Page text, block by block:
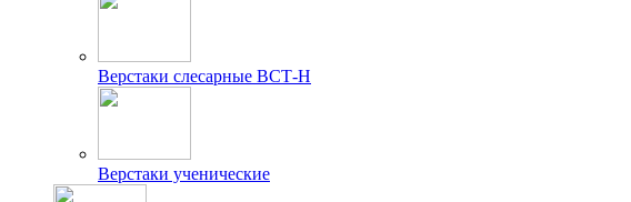
Верстаки слесарные ВСТ-Н
Верстаки ученические